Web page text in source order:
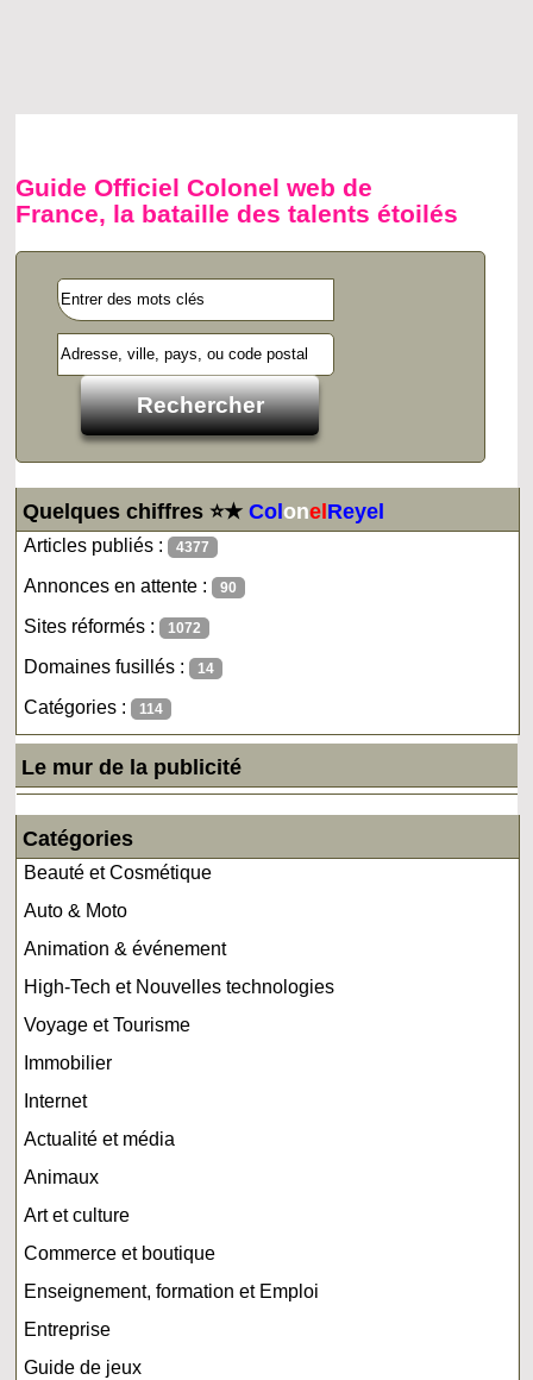
Guide Officiel Colonel web de
France, la bataille des talents étoilés
Quelques chiffres ⭐★ColonelReyel
Articles publiés : 4377
Annonces en attente : 90
Sites réformés : 1072
Domaines fusillés : 14
Catégories : 114
Le mur de la publicité
Catégories
Beauté et Cosmétique
Auto & Moto
Animation & événement
High-Tech et Nouvelles technologies
Voyage et Tourisme
Immobilier
Internet
Actualité et média
Animaux
Art et culture
Commerce et boutique
Enseignement, formation et Emploi
Entreprise
Guide de jeux